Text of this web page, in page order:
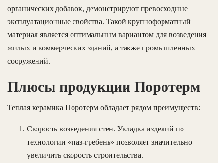
органических добавок, демонстрируют превосходные
эксплуатационные свойства. Такой крупноформатный
материал является оптимальным вариантом для возведения
жилых и коммерческих зданий, а также промышленных
сооружений.
Плюсы продукции Поротерм
Теплая керамика Поротерм обладает рядом преимуществ:
Скорость возведения стен. Укладка изделий по
технологии «паз-гребень» позволяет значительно
увеличить скорость строительства.